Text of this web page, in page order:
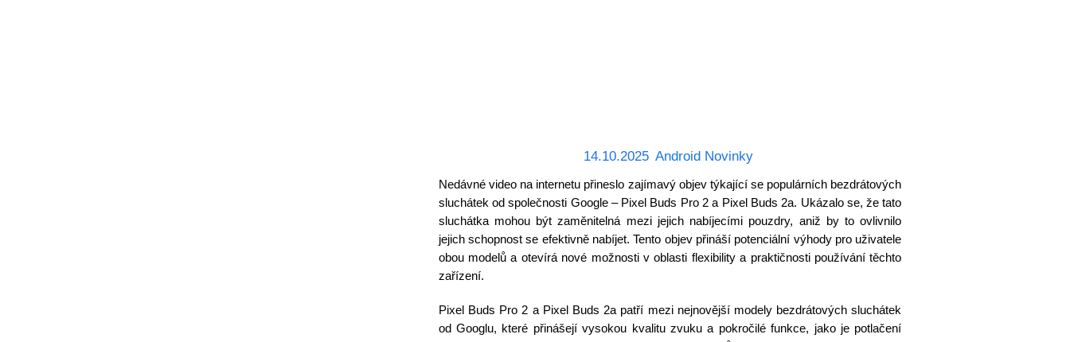
14.10.2025 Android Novinky
Nedávné video na internetu přineslo zajímavý objev týkající se populárních bezdrátových
sluchátek od společnosti Google – Pixel Buds Pro 2 a Pixel Buds 2a. Ukázalo se, že tato
sluchátka mohou být zaměnitelná mezi jejich nabíjecími pouzdry, aniž by to ovlivnilo
jejich schopnost se efektivně nabíjet. Tento objev přináší potenciální výhody pro uživatele
obou modelů a otevírá nové možnosti v oblasti flexibility a praktičnosti používání těchto
zařízení.
Pixel Buds Pro 2 a Pixel Buds 2a patří mezi nejnovější modely bezdrátových sluchátek
od Googlu, které přinášejí vysokou kvalitu zvuku a pokročilé funkce, jako je potlačení